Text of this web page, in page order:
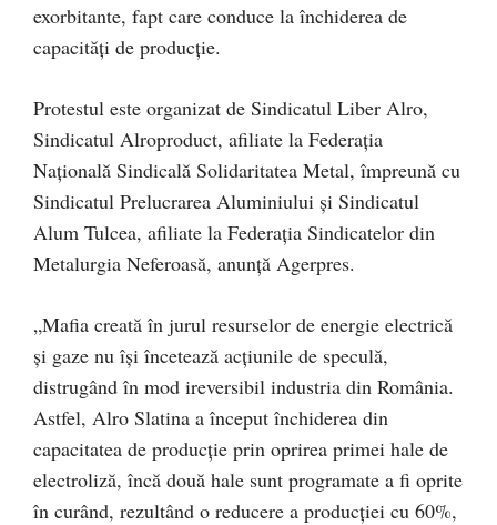
exorbitante, fapt care conduce la închiderea de
capacităţi de producţie.
Protestul este organizat de Sindicatul Liber Alro,
Sindicatul Alroproduct, afiliate la Federaţia
Naţională Sindicală Solidaritatea Metal, împreună cu
Sindicatul Prelucrarea Aluminiului şi Sindicatul
Alum Tulcea, afiliate la Federaţia Sindicatelor din
Metalurgia Neferoasă, anunță Agerpres.
„Mafia creată în jurul resurselor de energie electrică
şi gaze nu îşi încetează acţiunile de speculă,
distrugând în mod ireversibil industria din România.
Astfel, Alro Slatina a început închiderea din
capacitatea de producţie prin oprirea primei hale de
electroliză, încă două hale sunt programate a fi oprite
în curând, rezultând o reducere a producţiei cu 60%,